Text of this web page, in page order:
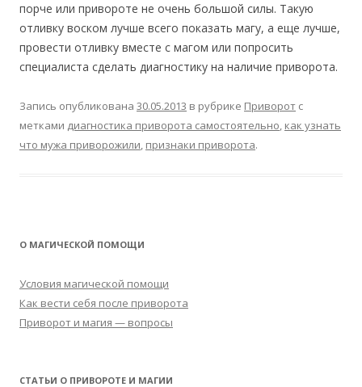
порче или привороте не очень большой силы. Такую
отливку воском лучше всего показать магу, а еще лучше,
провести отливку вместе с магом или попросить
специалиста сделать диагностику на наличие приворота.
Запись опубликована 30.05.2013 в рубрике Приворот с
метками диагностика приворота самостоятельно, как узнать
что мужа приворожили, признаки приворота.
О МАГИЧЕСКОЙ ПОМОЩИ
Условия магической помощи
Как вести себя после приворота
Приворот и магия — вопросы
СТАТЬИ О ПРИВОРОТЕ И МАГИИ